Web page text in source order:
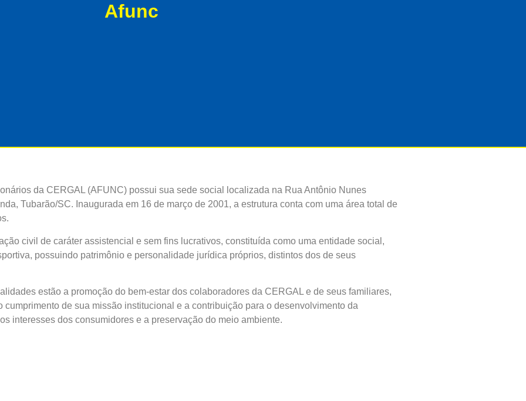
Afunc
da CERGAL (AFUNC) possui sua sede social localizada na Rua Antônio Nunes
Tubarão/SC. Inaugurada em 16 de março de 2001, a estrutura conta com uma área total de
civil de caráter assistencial e sem fins lucrativos, constituída como uma entidade social,
possuindo patrimônio e personalidade jurídica próprios, distintos dos de seus
estão a promoção do bem-estar dos colaboradores da CERGAL e de seus familiares,
cumprimento de sua missão institucional e a contribuição para o desenvolvimento da
interesses dos consumidores e a preservação do meio ambiente.